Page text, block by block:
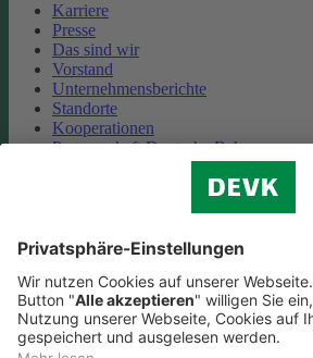
Karriere
Presse
Das sind wir
Vorstand
Unternehmensberichte
Standorte
Kooperationen
Partnerschaft Deutsche Bahn
Cookie-Einstellungen
Datenschutz